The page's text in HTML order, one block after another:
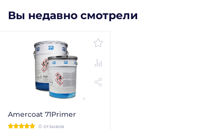
Вы недавно смотрели
Amercoat 71Primer
0 отзывов